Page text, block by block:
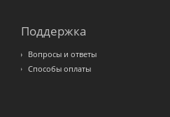
Поддержка
Вопросы и ответы
Способы оплаты